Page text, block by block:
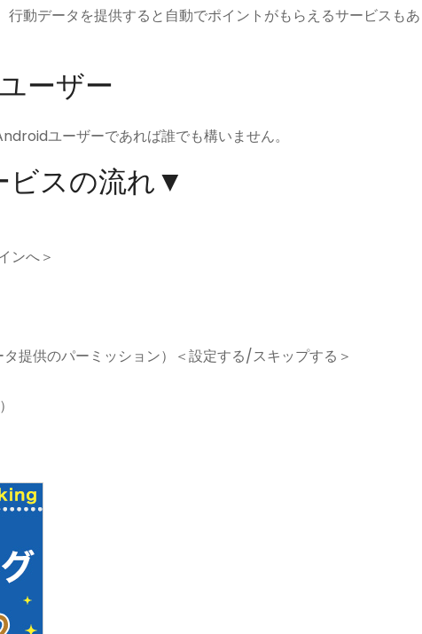
行動データを提供すると自動でポイントがもらえるサービスも
ーザー
ユーザーであれば誰でも構いません。
ビスの流れ▼
ンへ＞
提供のパーミッション）＜設定する/スキップする＞